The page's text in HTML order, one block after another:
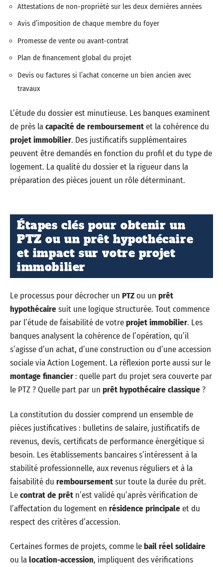
Attestations de non-propriété sur les deux dernières années
Avis d’imposition de chaque membre du foyer
Promesse de vente ou avant-contrat
Plan de financement global du projet
Devis ou factures si l’achat concerne un bien ancien avec
travaux
L’étude du dossier est minutieuse. Les banques examinent
de près lacapacité de remboursementet la cohérence du
projet immobilier. Des justificatifs supplémentaires
peuvent être demandés en fonction du profil et du type de
logement. La qualité du dossier et la rigueur dans la
préparation des pièces jouent un rôle déterminant.
Étapes clés pour obtenir un
PTZ ou un prêt hypothécaire
et impact sur votre projet
immobilier
Le processus pour décrocher un PTZou un prêt
hypothécairesuit une logique structurée. Tout commence
par l’étude de faisabilité de votreprojet immobilier. Les
banques analysent la cohérence de l’opération, qu’il
s’agisse d’un achat, d’une construction ou d’une accession
sociale via Action Logement. La réflexion porte aussi sur le
montage financier: quelle part du projet sera couverte par
le PTZ ? Quelle part par un prêt hypothécaire classique?
La constitution du dossier comprend un ensemble de
pièces justificatives : bulletins de salaire, justificatifs de
revenus, devis, certificats de performance énergétique si
besoin. Les établissements bancaires s’intéressent à la
stabilité professionnelle, aux revenus réguliers et à la
faisabilité du remboursementsur toute la durée du prêt.
Lecontrat de prêt n’est validé qu’après vérification de
l’affectation du logement en résidence principaleet du
respect des critères d’accession.
Certaines formes de projets, comme le bail réel solidaire
ou lalocation-accession, impliquent des vérifications